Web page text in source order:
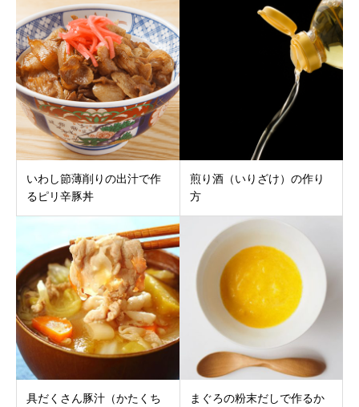
いわし節薄削りの出汁で作
るピリ辛豚丼
煎り酒（いりざけ）の作り
方
具だくさん豚汁（かたくち
まぐろの粉末だしで作るか